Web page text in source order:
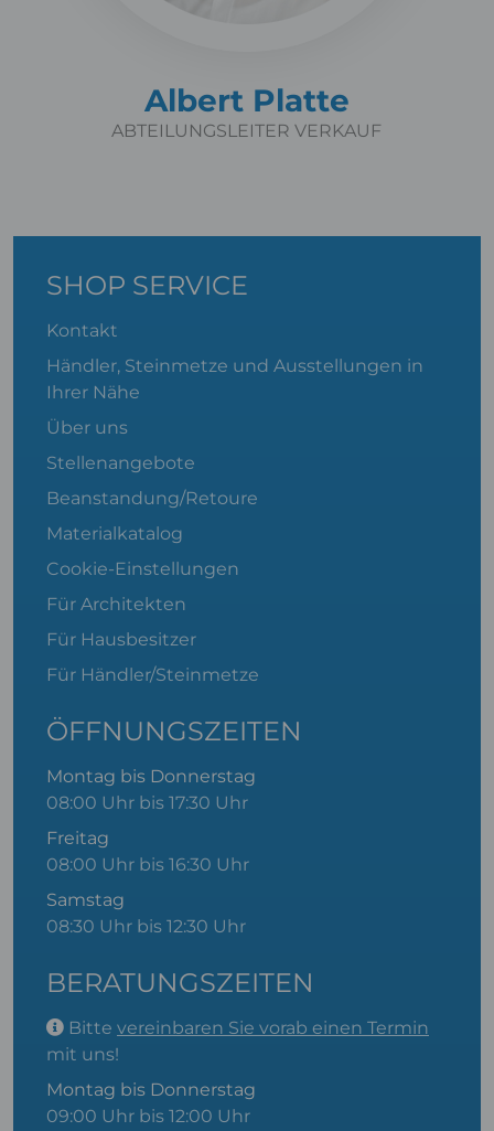
Albert Platte
ABTEILUNGSLEITER VERKAUF
SHOP SERVICE
Kontakt
Händler, Steinmetze und Ausstellungen in
Ihrer Nähe
Über uns
Stellenangebote
Beanstandung/Retoure
Materialkatalog
Cookie-Einstellungen
Für Architekten
Für Hausbesitzer
Für Händler/Steinmetze
ÖFFNUNGSZEITEN
Montag bis Donnerstag
08:00 Uhr bis 17:30 Uhr
Freitag
08:00 Uhr bis 16:30 Uhr
Samstag
08:30 Uhr bis 12:30 Uhr
BERATUNGSZEITEN
Bitte vereinbaren Sie vorab einen Termin
mit uns!
Montag bis Donnerstag
09:00 Uhr bis 12:00 Uhr